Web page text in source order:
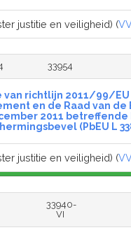
justitie en veiligheid) (
33954
van richtlijn 2011/99/EU
en de Raad van de
2011 betreffende
(PbEU L
justitie en veiligheid) (
33940-
VI